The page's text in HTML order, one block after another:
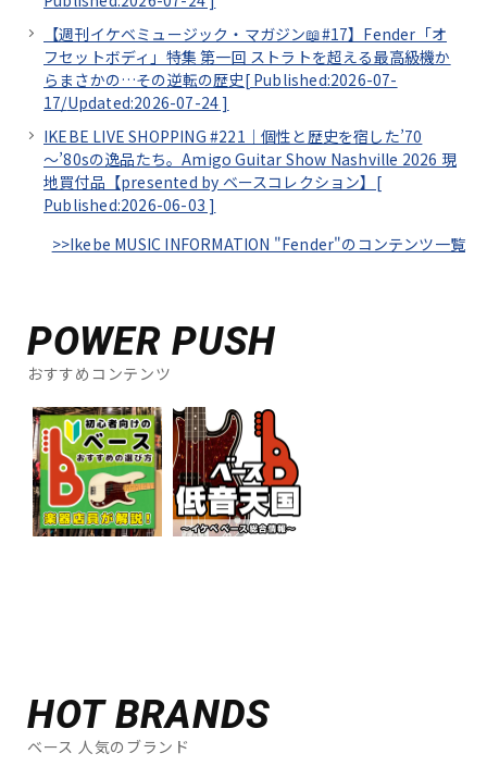
【週刊イケベミュージック・マガジン📖#17】Fender「オ
フセットボディ」特集 第一回 ストラトを超える最高級機か
らまさかの…その逆転の歴史[ Published:2026-07-
17/Updated:2026-07-24 ]
IKEBE LIVE SHOPPING #221｜個性と歴史を宿した’70
～’80sの逸品たち。Amigo Guitar Show Nashville 2026 現
地買付品【presented by ベースコレクション】[
Published:2026-06-03 ]
>>Ikebe MUSIC INFORMATION "Fender"のコンテンツ一覧
POWER PUSH
おすすめコンテンツ
HOT BRANDS
ベース 人気のブランド